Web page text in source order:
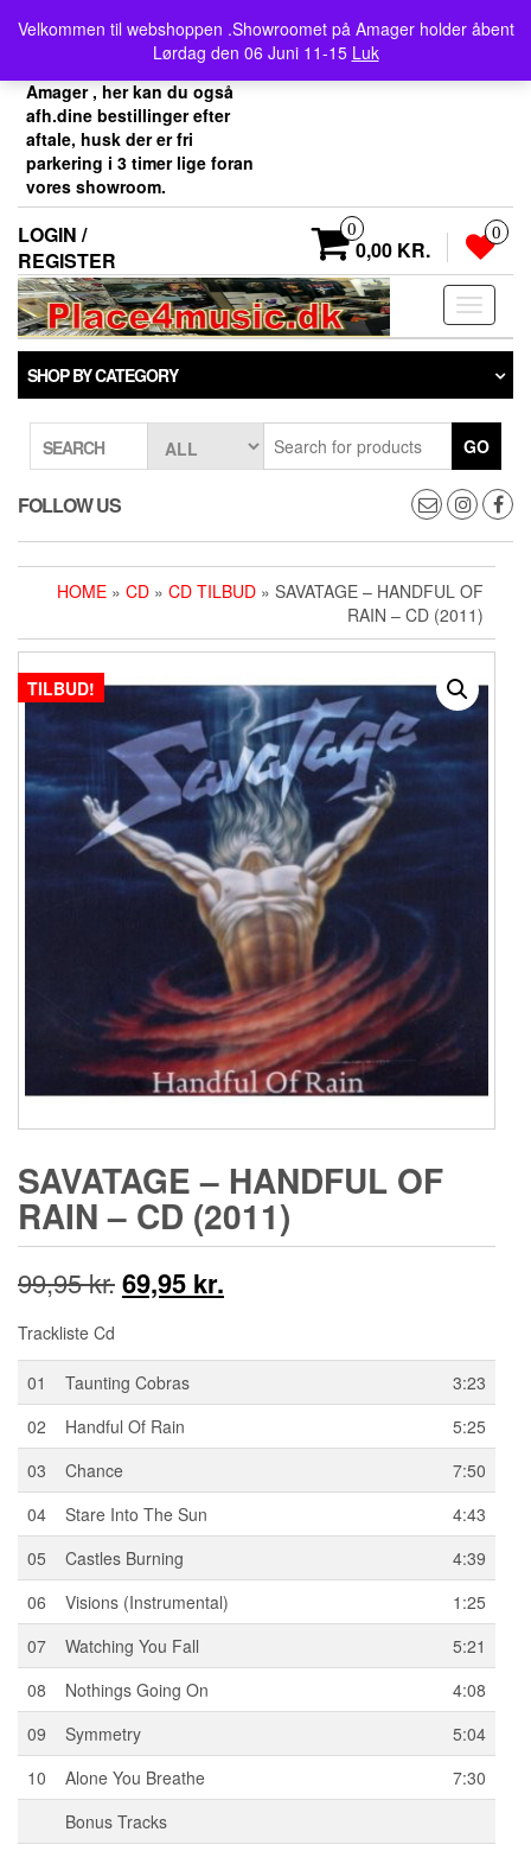
content
Velkommen til webshoppen .Showroomet på Amager holder åbent
Lørdag den 06 Juni 11-15 Luk
Velkommen her i
Place4music`s webshop .
Vores showroom ligger på
Amager , her kan du også
afh.dine bestillinger efter
aftale, husk der er fri
parkering i 3 timer lige foran
vores showroom.
LOGIN /
REGISTER
0
0,00 KR.
0
Toggle
SHOP BY CATEGORY
SEARCH GO
FOLLOW US
HOME » CD » CD TILBUD » SAVATAGE ‎– HANDFUL OF
RAIN – CD (2011)
TILBUD!
SAVATAGE ‎– HANDFUL OF
RAIN – CD (2011)
99,95kr.Den
pris
var:
99,95 kr..
69,95 kr.
Trackliste Cd
01 Taunting Cobras
3:23
02
Handful Of Rain
5:25
03
Chance
7:50
04
Stare Into The Sun
4:43
05
Castles Burning
4:39
06
Visions (Instrumental)
1:25
07
Watching You Fall
5:21
08
Nothings Going On
4:08
09
Symmetry
5:04
10
Alone You Breathe
7:30
Bonus Tracks